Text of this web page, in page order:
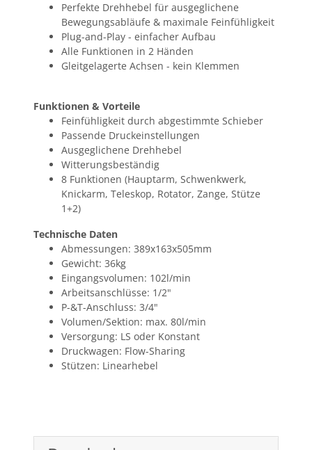
Perfekte Drehhebel für ausgeglichene
Bewegungsabläufe & maximale Feinfühligkeit
Plug-and-Play - einfacher Aufbau
Alle Funktionen in 2 Händen
Gleitgelagerte Achsen - kein Klemmen
Funktionen & Vorteile
Feinfühligkeit durch abgestimmte Schieber
Passende Druckeinstellungen
Ausgeglichene Drehhebel
Witterungsbeständig
8 Funktionen (Hauptarm, Schwenkwerk,
Knickarm, Teleskop, Rotator, Zange, Stütze
1+2)
Technische Daten
Abmessungen: 389x163x505mm
Gewicht: 36kg
Eingangsvolumen: 102l/min
Arbeitsanschlüsse: 1/2"
P-&T-Anschluss: 3/4"
Volumen/Sektion: max. 80l/min
Versorgung: LS oder Konstant
Druckwagen: Flow-Sharing
Stützen: Linearhebel